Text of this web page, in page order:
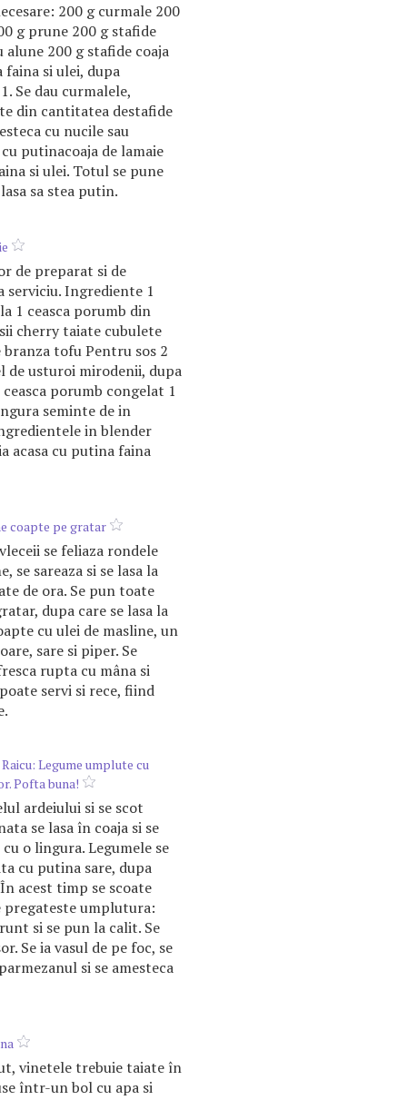
200 g curmale 200
g prune 200 g stafide
alune 200 g stafide coaja
faina si ulei, dupa
Se dau curmalele,
din cantitatea destafide
cu nucile sau
putinacoaja de lamaie
si ulei. Totul se pune
sa stea putin.
de preparat si de
Ingrediente 1
1 ceasca porumb din
cherry taiate cubulete
branza tofu Pentru sos 2
de usturoi mirodenii, dupa
porumb congelat 1
seminte de in
in blender
acasa cu putina faina
coapte pe gratar
se feliaza rondele
se sareaza si se lasa la
de ora. Se pun toate
dupa care se lasa la
cu ulei de masline, un
sare si piper. Se
rupta cu mâna si
servi si rece, fiind
Legume umplute cu
Pofta buna!
ardeiului si se scot
se lasa în coaja si se
o lingura. Legumele se
cu putina sare, dupa
acest timp se scoate
pregateste umplutura:
si se pun la calit. Se
Se ia vasul de pe foc, se
si se amesteca
vinetele trebuie taiate în
într-un bol cu apa si